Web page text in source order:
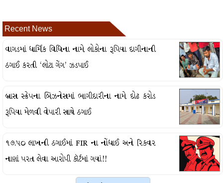
Recent News
વાગડમાં ધાર્મિક વિધિના નામે લોકોના રૂપિયા દાગીનાની
ઠગાઈ કરતી ‘લોટા ગેંગ’ ઝડપાઈ
બ્રાસ સ્ક્રેપના બિઝનેસમાં ભાગીદારીના નામે દોઢ કરોડ
રૂપિયા મેળવી વેપારી સાથે ઠગાઈ
૧૭.૫૦ લાખની ઠગાઈમાં FIR ના નોંધાઈ અને રિકવર
નાણાં પરત લેવા આરોપી કૉર્ટમાં ગયાં!!